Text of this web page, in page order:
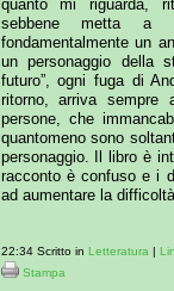
quanto mi riguarda,
sebbene metta a
fondamentalmente un
un personaggio della
futuro”, ogni fuga di
ritorno, arriva
persone, che
quantomeno sono
personaggio. Il libro è
racconto è confuso e i
ad aumentare la
22:34 Scritto in Letteratura |
Stampa